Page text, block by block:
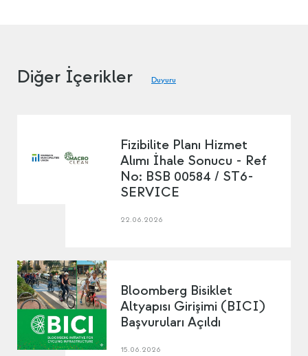
Diğer İçerikler Duyuru
Fizibilite Planı Hizmet
Alımı İhale Sonucu - Ref
No: BSB 00584 / ST6-
SERVICE
22.06.2026
Bloomberg Bisiklet
Altyapısı Girişimi (BICI)
Başvuruları Açıldı
15.06.2026